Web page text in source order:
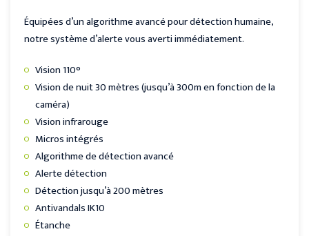
Équipées d’un algorithme avancé pour détection humaine,
notre système d’alerte vous averti immédiatement.
Vision 110°
Vision de nuit 30 mètres (jusqu’à 300m en fonction de la
caméra)
Vision infrarouge
Micros intégrés
Algorithme de détection avancé
Alerte détection
Détection jusqu’à 200 mètres
Antivandals IK10
Étanche